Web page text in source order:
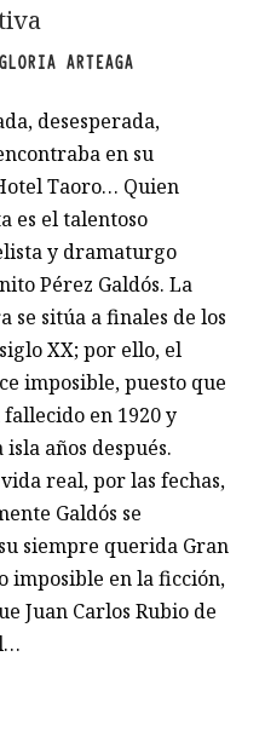
GLORIA ARTEAGA
desesperada,
en su
Taoro… Quien
es el talentoso
y dramaturgo
Pérez Galdós. La
se sitúa a finales de los
XX; por ello, el
imposible, puesto que
en 1920 y
años después.
real, por las fechas,
Galdós se
siempre querida Gran
imposible en la ficción,
Juan Carlos Rubio de